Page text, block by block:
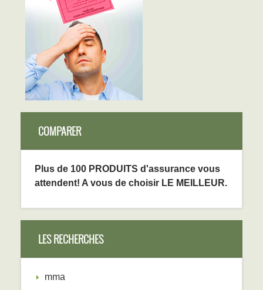
COMPARER
Plus de 100 PRODUITS d'assurance vous
attendent! A vous de choisir LE MEILLEUR.
LES RECHERCHES
mma